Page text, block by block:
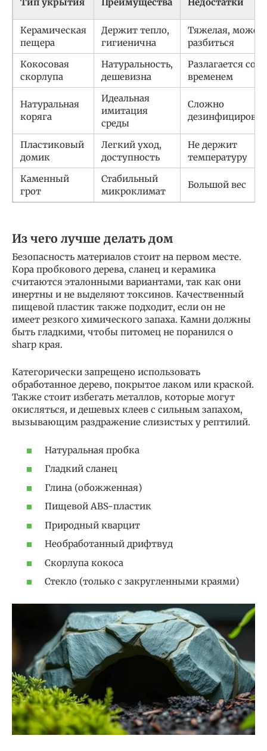
Тип укрытия Преимущества Недостатки
Керамическая
пещера
Держит тепло,
гигиенична
Тяжелая, может
разбиться
Кокосовая
скорлупа
Натуральность,
дешевизна
Разлагается со
временем
Натуральная
коряга
Идеальная
имитация
среды
Сложно
Пластиковый
домик
Легкий уход,
доступность
Не держит
температуру
Каменный
грот
Стабильный
микроклимат
Большой вес
Из чего лучше делать дом
Безопасность материалов стоит на первом месте.
Кора пробкового дерева, сланец и керамика
считаются эталонными вариантами, так как они
инертны и не выделяют токсинов. Качественный
пищевой пластик также подходит, если он не
имеет резкого химического запаха. Камни должны
быть гладкими, чтобы питомец не поранился о
sharp края.
Категорически запрещено использовать
обработанное дерево, покрытое лаком или краской.
Также стоит избегать металлов, которые могут
окисляться, и дешевых клеев с сильным запахом,
вызывающим раздражение слизистых у рептилий.
Натуральная пробка
Гладкий сланец
Глина (обожженная)
Пищевой ABS-пластик
Природный кварцит
Необработанный дрифтвуд
Скорлупа кокоса
Стекло (только с закругленными краями)